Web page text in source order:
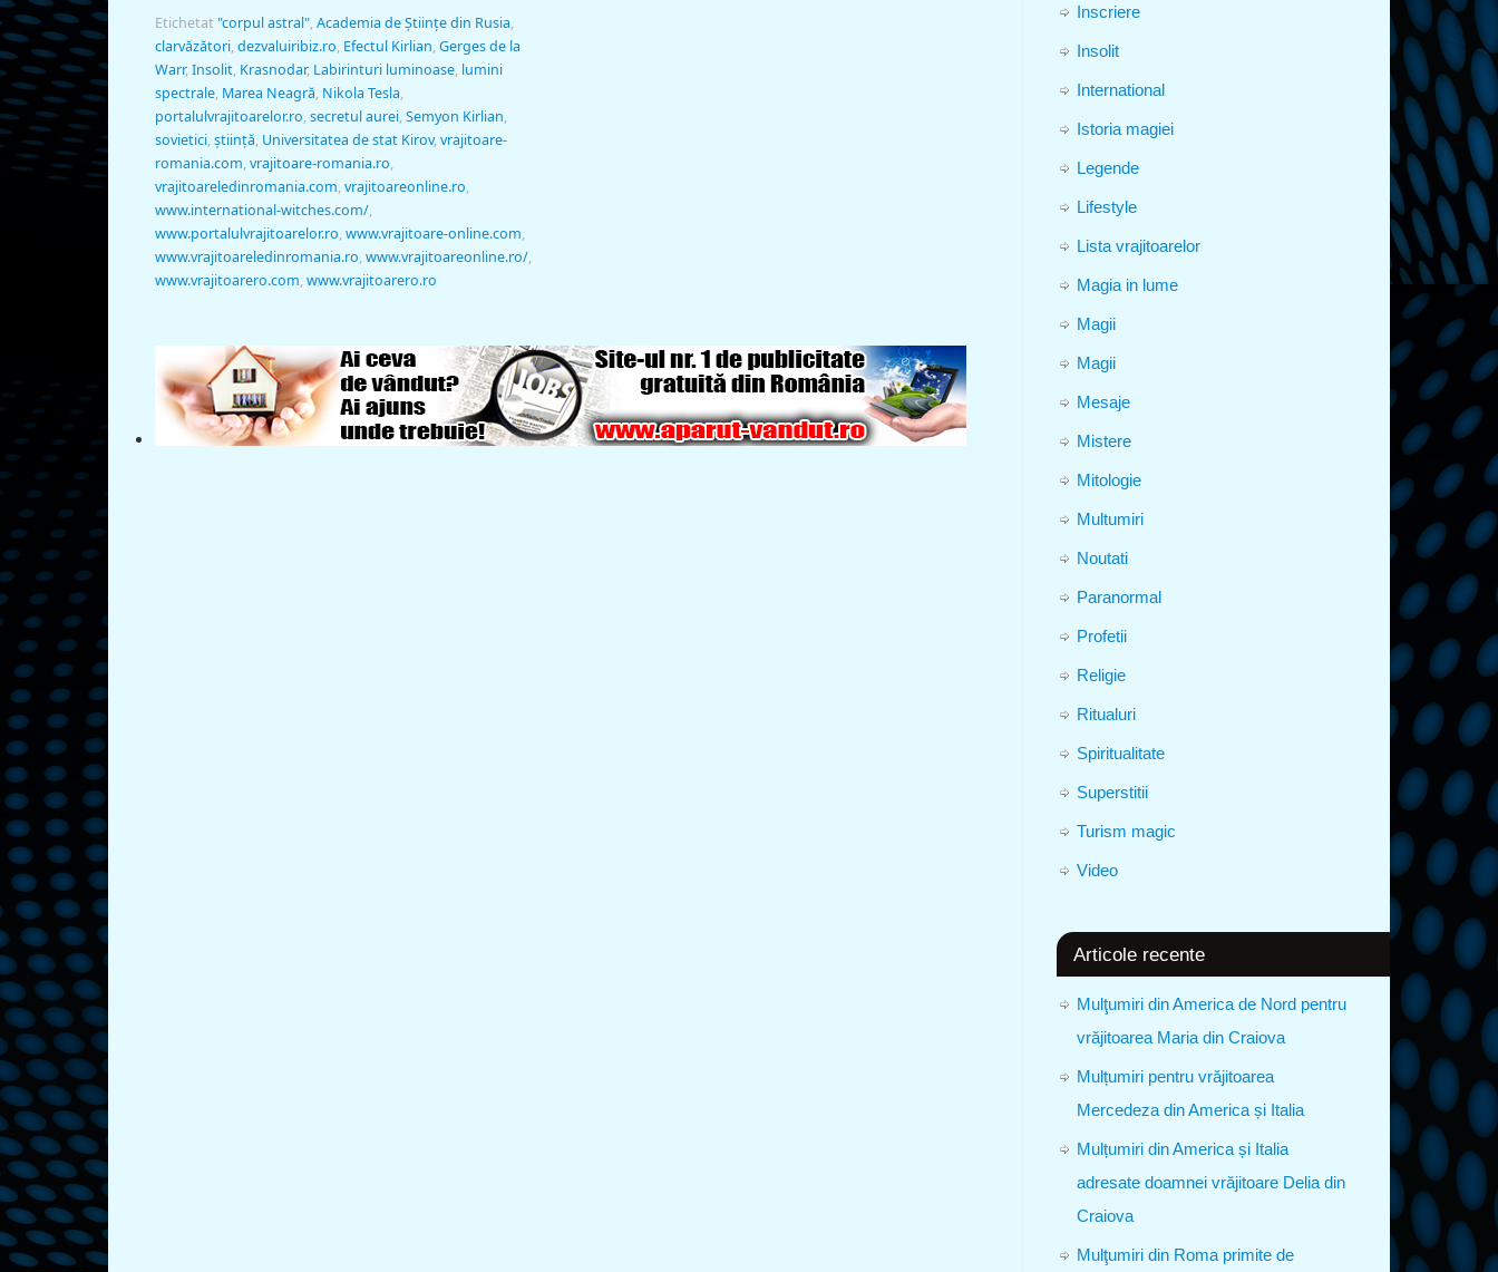
Etichetat "corpul astral",Academia de Ştiinţe din Rusia,
clarvăzători,dezvaluiribiz.ro, Efectul Kirlian,Gerges de la
Warr,Insolit, Krasnodar, Labirinturi luminoase, lumini
spectrale, Marea Neagră, Nikola Tesla,
portalulvrajitoarelor.ro,secretul aurei,Semyon Kirlian,
sovietici,ştiinţă, Universitatea de stat Kirov,vrajitoare-
romania.com,vrajitoare-romania.ro,
vrajitoareledinromania.com,vrajitoareonline.ro,
www.international-witches.com/,
www.portalulvrajitoarelor.ro,www.vrajitoare-online.com,
www.vrajitoareledinromania.ro,www.vrajitoareonline.ro/,
www.vrajitoarero.com,www.vrajitoarero.ro
Inscriere
Insolit
International
Istoria magiei
Legende
Lifestyle
Lista vrajitoarelor
Magia in lume
Magii
Magii
Mesaje
Mistere
Mitologie
Multumiri
Noutati
Paranormal
Profetii
Religie
Ritualuri
Spiritualitate
Superstitii
Turism magic
Video
Articole recente
Mulţumiri din America de Nord pentru
vrăjitoarea Maria din Craiova
Mulțumiri pentru vrăjitoarea
Mercedeza din America și Italia
Mulțumiri din America și Italia
adresate doamnei vrăjitoare Delia din
Craiova
Mulţumiri din Roma primite de